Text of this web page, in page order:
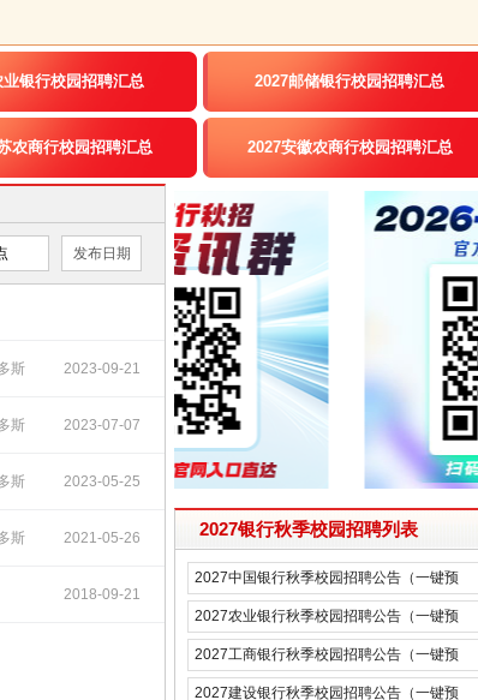
业银行校园招聘汇总 2027邮储银行校园招聘汇总
农商行校园招聘汇总 2027安徽农商行校园招聘汇总
发布日期
斯 2023-09-21
14:58:30
斯 2023-07-07
16:56:38
斯 2023-05-25
17:17:39
斯 2021-05-26
16:36:08
2018-09-21
2027银行秋季校园招聘列表
2027中国银行秋季校园招聘公告（一键预
约）
2027农业银行秋季校园招聘公告（一键预
约）
2027工商银行秋季校园招聘公告（一键预
约）
2027建设银行秋季校园招聘公告（一键预